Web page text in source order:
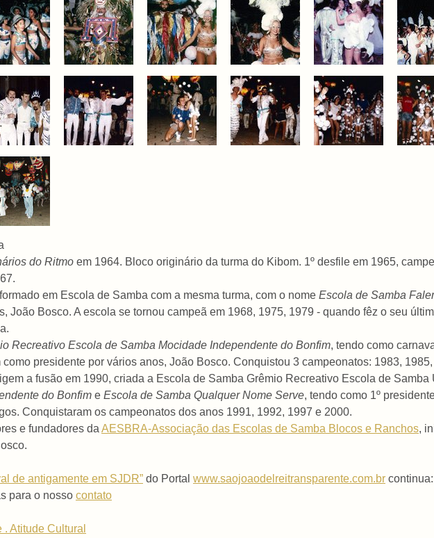
do Ritmo em 1964. Bloco originário da turma do Kibom. 1º desfile em 1965,
em Escola de Samba com a mesma turma, com o nome Escola de Samba
João Bosco. A escola se tornou campeã em 1968, 1975, 1979 - quando fêz o seu
Recreativo Escola de Samba Mocidade Independente do Bonfim, tendo como
presidente por vários anos, João Bosco. Conquistou 3 campeonatos: 1983,
a fusão em 1990, criada a Escola de Samba Grêmio Recreativo Escola de Samba
do Bonfim e Escola de Samba Qualquer Nome Serve, tendo como 1º
Conquistaram os campeonatos dos anos 1991, 1992, 1997 e 2000.
e fundadores da AESBRA-Associação das Escolas de Samba Blocos e Ranchos,
de antigamente em SJDR” do Portal www.saojoaodelreitransparente.com.br
para o nosso contato
Atitude Cultural